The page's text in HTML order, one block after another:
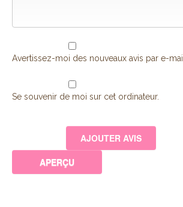
Avertissez-moi des nouveaux avis par e-mail.
Se souvenir de moi sur cet ordinateur.